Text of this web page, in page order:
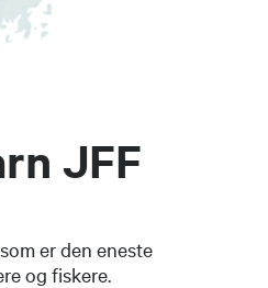
JFF
er den eneste
og fiskere.